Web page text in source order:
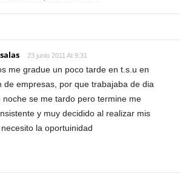
23 junio 2011 At 9:31
me gradue un poco tarde en t.s.u en
de empresas, por que trabajaba de dia
noche se me tardo pero termine me
y muy decidido al realizar mis
la oportuinidad